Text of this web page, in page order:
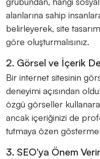
alanlarına sahip
belirleyerek, site
göre oluşturmalısınız.
2. Görsel ve İçerik
Bir internet sitesinin
deneyimi açısından
özgü görseller
ancak içeriğinizi de
tutmaya özen
3. SEO'ya Önem